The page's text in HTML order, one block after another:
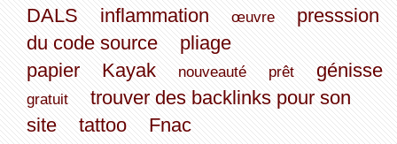
DALS
inflammation œuvre
presssion
du code source
pliage
papier
Kayak nouveauté prêt génisse
gratuit
trouver des backlinks pour son
site
tattoo Fnac